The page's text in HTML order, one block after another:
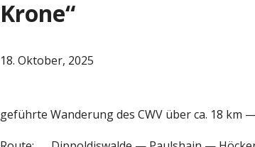
Krone“
18. Oktober, 2025
geführte Wanderung des CWV über ca. 18 km